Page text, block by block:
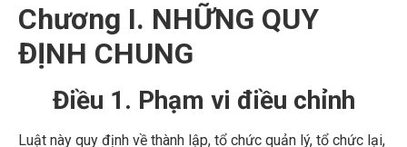
Chương I. NHỮNG QUY
ĐỊNH CHUNG
Điều 1. Phạm vi điều chỉnh
Luật này quy định về thành lập, tổ chức quản lý, tổ chức lại,